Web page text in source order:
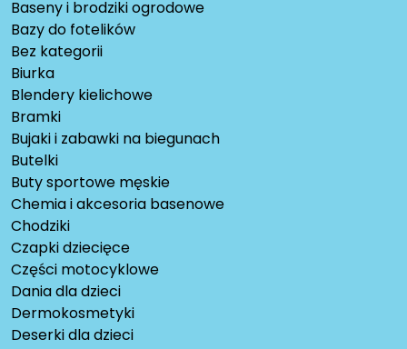
Baseny i brodziki ogrodowe
Bazy do fotelików
Bez kategorii
Biurka
Blendery kielichowe
Bramki
Bujaki i zabawki na biegunach
Butelki
Buty sportowe męskie
Chemia i akcesoria basenowe
Chodziki
Czapki dziecięce
Części motocyklowe
Dania dla dzieci
Dermokosmetyki
Deserki dla dzieci